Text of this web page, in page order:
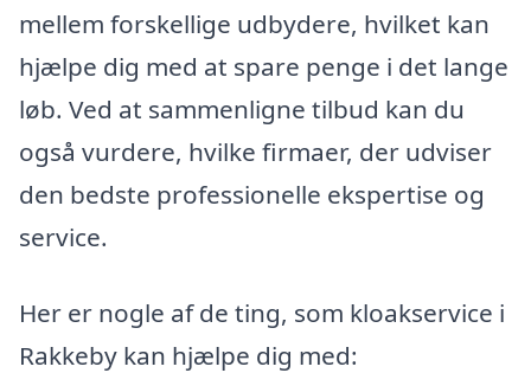
mellem forskellige udbydere, hvilket kan
hjælpe dig med at spare penge i det lange
løb. Ved at sammenligne tilbud kan du
også vurdere, hvilke firmaer, der udviser
den bedste professionelle ekspertise og
service.
Her er nogle af de ting, som kloakservice i
Rakkeby kan hjælpe dig med: